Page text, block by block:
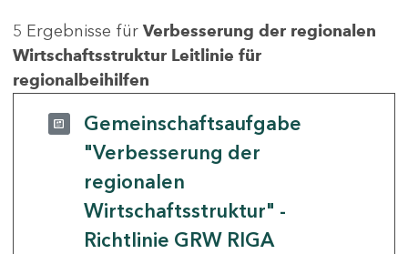
5 Ergebnisse für Verbesserung der regionalen
Wirtschaftsstruktur Leitlinie für
regionalbeihilfen
Gemeinschaftsaufgabe
"Verbesserung der
regionalen
Wirtschaftsstruktur" -
Richtlinie GRW RIGA